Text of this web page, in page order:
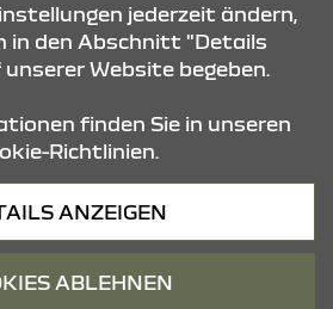
jederzeit ändern,
in den Abschnitt "Details
Website begeben.
finden Sie in unseren
Richtlinien.
ANZEIGEN
ABLEHNEN